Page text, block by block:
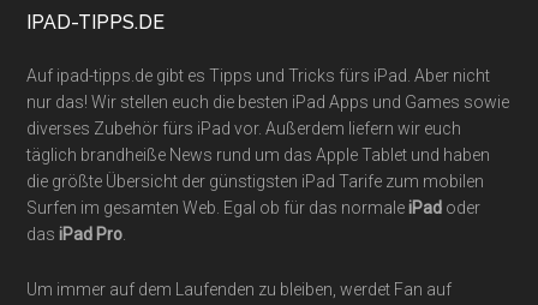
IPAD-TIPPS.DE
Auf ipad-tipps.de gibt es Tipps und Tricks fürs iPad. Aber nicht
nur das! Wir stellen euch die besten iPad Apps und Games sowie
diverses Zubehör fürs iPad vor. Außerdem liefern wir euch
täglich brandheiße News rund um das Apple Tablet und haben
die größte Übersicht der günstigsten iPad Tarife zum mobilen
Surfen im gesamten Web. Egal ob für das normaleiPad oder
dasiPad Pro
Um immer auf dem Laufenden zu bleiben, werdet Fan auf